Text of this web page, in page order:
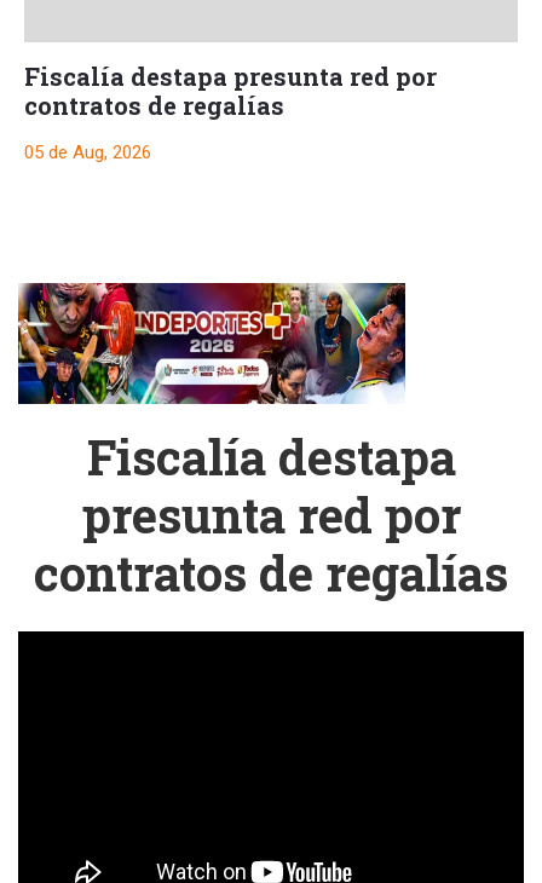
Fiscalía destapa presunta red por
contratos de regalías
05 de Aug, 2026
Fiscalía destapa
presunta red por
contratos de regalías